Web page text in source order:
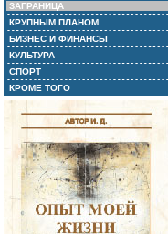
ЗАГРАНИЦА
КРУПНЫМ ПЛАНОМ
БИЗНЕС И ФИНАНСЫ
КУЛЬТУРА
СПОРТ
КРОМЕ ТОГО